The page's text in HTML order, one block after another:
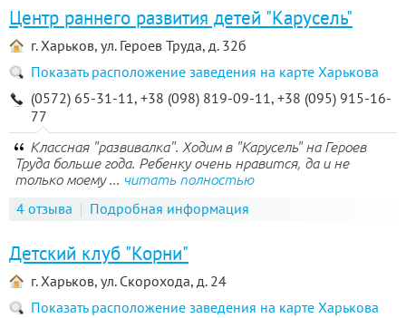
Центр раннего развития детей "Карусель"
г. Харьков, ул. Героев Труда, д. 32б
Показать расположение заведения на карте Харькова
(0572) 65-31-11, +38 (098) 819-09-11, +38 (095) 915-16-
77
Классная "развивалка". Ходим в "Карусель" на Героев
Труда больше года. Ребенку очень нравится, да и не
только моему ... читать полностью
4 отзыва Подробная информация
Детский клуб "Корни"
г. Харьков, ул. Скорохода, д. 24
Показать расположение заведения на карте Харькова